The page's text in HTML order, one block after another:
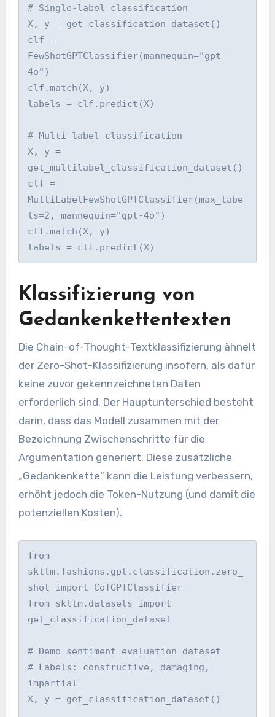
# Single-label classification
X, y = get_classification_dataset()
clf =
FewShotGPTClassifier(mannequin="gpt-
4o")
clf.match(X, y)
labels = clf.predict(X)
# Multi-label classification
X, y =
get_multilabel_classification_dataset()
clf =
MultiLabelFewShotGPTClassifier(max_labe
ls=2, mannequin="gpt-4o")
clf.match(X, y)
labels = clf.predict(X)
Klassifizierung von
Gedankenkettentexten
Die Chain-of-Thought-Textklassifizierung ähnelt
der Zero-Shot-Klassifizierung insofern, als dafür
keine zuvor gekennzeichneten Daten
erforderlich sind. Der Hauptunterschied besteht
darin, dass das Modell zusammen mit der
Bezeichnung Zwischenschritte für die
Argumentation generiert. Diese zusätzliche
„Gedankenkette“ kann die Leistung verbessern,
erhöht jedoch die Token-Nutzung (und damit die
potenziellen Kosten).
from
skllm.fashions.gpt.classification.zero_
shot import CoTGPTClassifier
from skllm.datasets import
get_classification_dataset
# Demo sentiment evaluation dataset
# Labels: constructive, damaging,
impartial
X, y = get_classification_dataset()